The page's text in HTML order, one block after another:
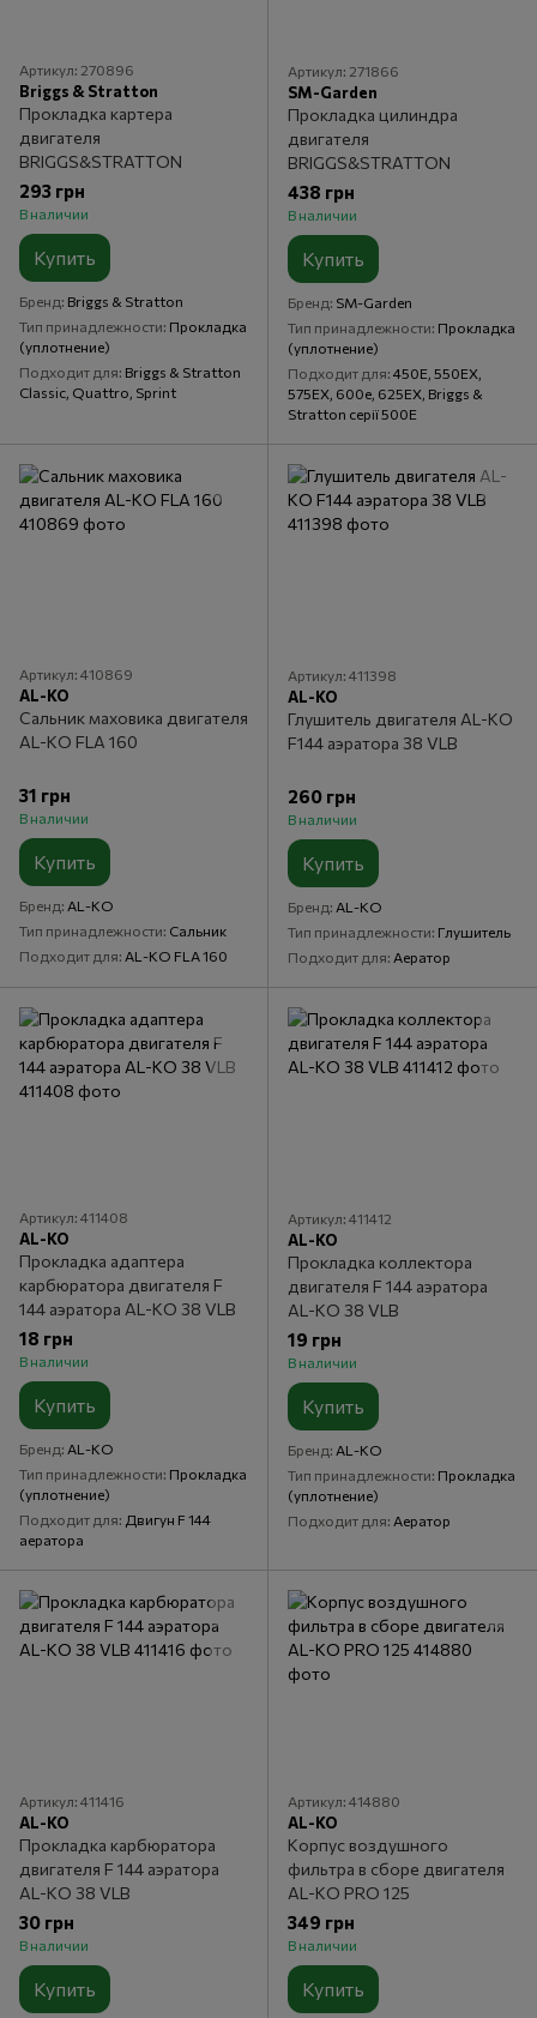
Артикул: 270896
Briggs & Stratton
Прокладка картера
двигателя
BRIGGS&STRATTON
293 грн
В наличии
Купить
Бренд Briggs & Stratton
Тип принадлежности Прокладка
(уплотнение)
Подходит для Briggs & Stratton
Classic, Quattro, Sprint
Артикул: 271866
SM-Garden
Прокладка цилиндра
двигателя
BRIGGS&STRATTON
438 грн
В наличии
Купить
Бренд SM-Garden
Тип принадлежности Прокладка
(уплотнение)
Подходит для 450E, 550EX,
575EX, 600e, 625EX, Briggs &
Stratton серії 500E
Артикул: 410869
AL-KO
Сальник маховика двигателя
AL-KO FLA 160
31 грн
В наличии
Купить
Бренд AL-KO
Тип принадлежности Сальник
Подходит для AL-KO FLA 160
Артикул: 411398
AL-KO
Глушитель двигателя AL-KO
F144 аэратора 38 VLB
260 грн
В наличии
Купить
Бренд AL-KO
Тип принадлежности Глушитель
Подходит для Аератор
Артикул: 411408
AL-KO
Прокладка адаптера
карбюратора двигателя F
144 аэратора AL-KO 38 VLB
18 грн
В наличии
Купить
Бренд AL-KO
Тип принадлежности Прокладка
(уплотнение)
Подходит для Двигун F 144
аератора
Артикул: 411412
AL-KO
Прокладка коллектора
двигателя F 144 аэратора
AL-KO 38 VLB
19 грн
В наличии
Купить
Бренд AL-KO
Тип принадлежности Прокладка
(уплотнение)
Подходит для Аератор
Артикул: 411416
AL-KO
Прокладка карбюратора
двигателя F 144 аэратора
AL-KO 38 VLB
30 грн
В наличии
Купить
Артикул: 414880
AL-KO
Корпус воздушного
фильтра в сборе двигателя
AL-KO PRO 125
349 грн
В наличии
Купить